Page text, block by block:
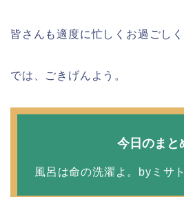
皆さんも適度に忙しくお過ごしく
では、ごきげんよう。
今日のまと
風呂は命の洗濯よ。byミサ